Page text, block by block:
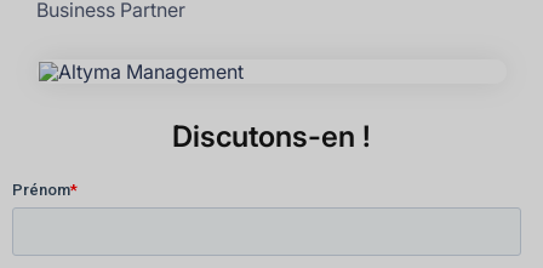
Business Partner
Discutons-en !